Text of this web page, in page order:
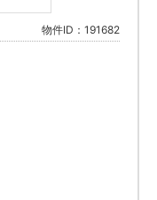
物件ID：191682